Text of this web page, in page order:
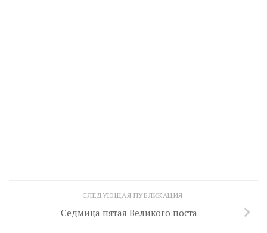
СЛЕДУЮЩАЯ ПУБЛИКАЦИЯ
Седмица пятая Великого поста